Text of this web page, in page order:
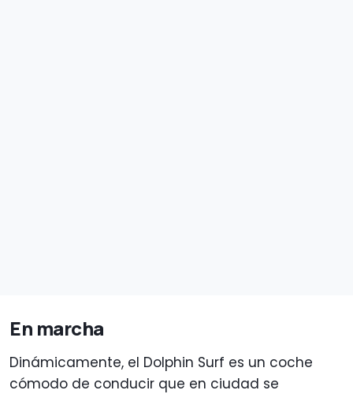
En marcha
Dinámicamente, el Dolphin Surf es un coche
cómodo de conducir que en ciudad se